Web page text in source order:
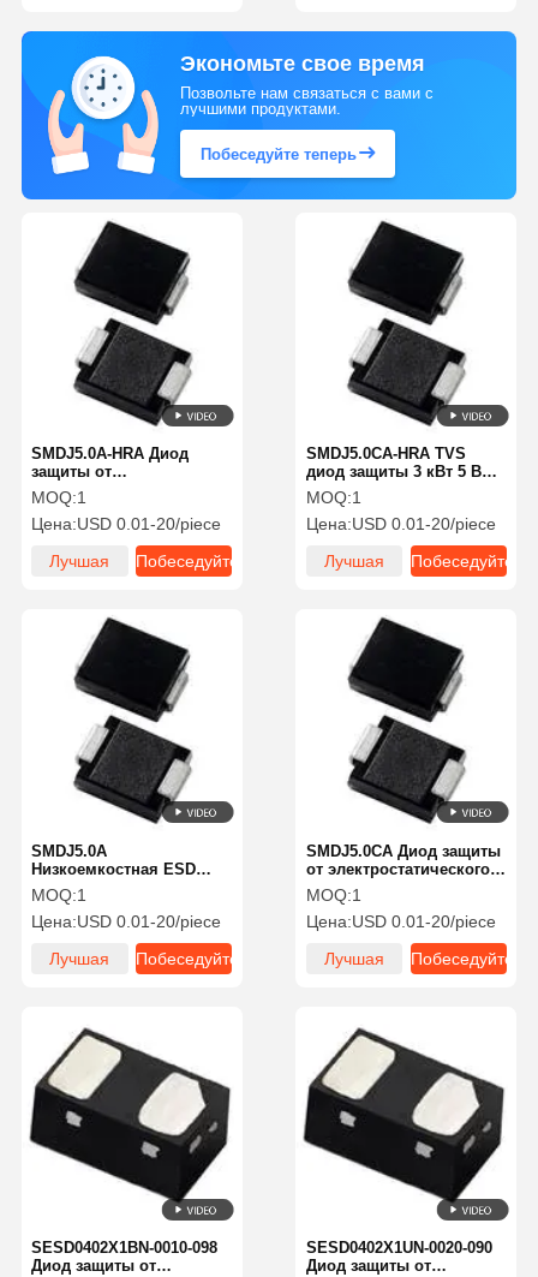
Продукция
Наша
Фабрика
Экономьте свое время
Позвольте нам связаться с вами с
лучшими продуктами.
Побеседуйте теперь
SMDJ5.0CA-HRA TVS
диод защиты 3 кВт 5 В
5% двунаправленный
TVS диод защита от
электростатического
MOQ:1
Цена:USD 0.01-20/piece
Лучшая
Побеседуйте
SMDJ5.0A-HRA Диод
защиты от
электростатического
разряда (ESD)
Однонаправленный TVS
диод 3 кВт 5 В Hi Rel 5%
MOQ:1
Цена:USD 0.01-20/piece
Лучшая
Побеседуйте
SMDJ5.0CA Диод защиты
от электростатического
разряда (ESD) с низкой
емкостью и высокой
эффективностью
MOQ:1
Цена:USD 0.01-20/piece
Лучшая
Побеседуйте
SMDJ5.0A
Низкоемкостная ESD
защита 1-канальный
низкоемкостный диод
Компактный
MOQ:1
Цена:USD 0.01-20/piece
Лучшая
Побеседуйте
SESD0402X1UN-0020-090
Диод защиты от
SESD0402X1BN-0010-098
Диод защиты от